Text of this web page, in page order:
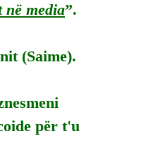
media”.
(Saime).
për t'u